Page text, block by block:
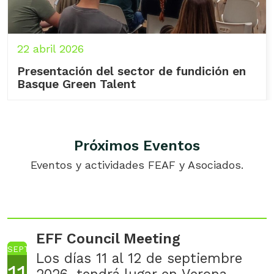
22 abril 2026
Presentación del sector de fundición en
Basque Green Talent
Próximos Eventos
Eventos y actividades FEAF y Asociados.
SEPTIEMBRE
EFF Council Meeting
Los días 11 al 12 de septiembre